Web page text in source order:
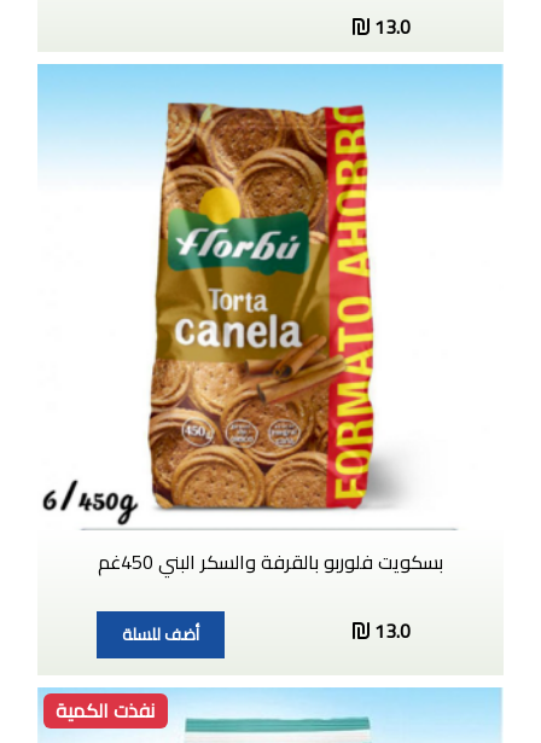
13.0
بسكويت فلوربو بالقرفة والسكر البني 450غم
13.0
أضف للسلة
نفذت الكمية